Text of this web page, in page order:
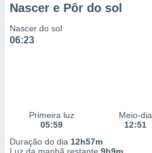
Nascer e Pôr do sol
Nascer do sol
06:23
Primeira luz
05:59
Meio-dia
12:51
Duração do dia 12h57m